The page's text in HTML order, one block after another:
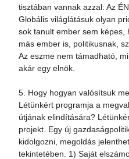
tisztában vannak azzal: Az
Globális világlátásuk olyan
sok tanult ember sem képes,
más ember is, politikusnak,
Az eszme nem támadható,
akár egy elnök.
5. Hogy hogyan valósítsuk
Létünkért programja a
útjának elindítására?
projekt. Egy új
kidolgozni, megoldás
tekintetében. 1) Saját